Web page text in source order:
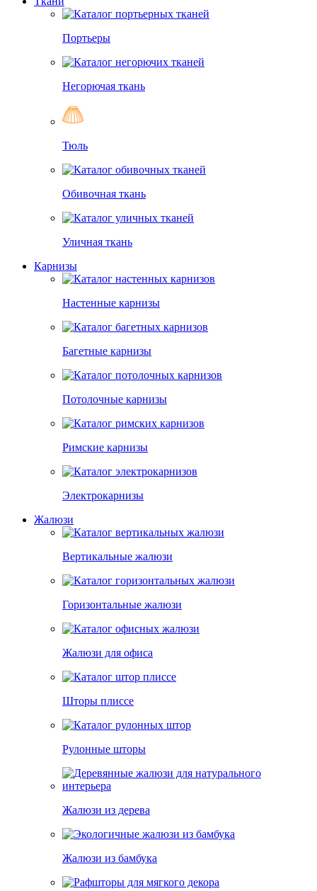
Портьеры
Негорючая ткань
Тюль
Обивочная ткань
Уличная ткань
Карнизы
Настенные карнизы
Багетные карнизы
Потолочные карнизы
Римские карнизы
Электрокарнизы
Жалюзи
Вертикальные жалюзи
Горизонтальные жалюзи
Жалюзи для офиса
Шторы плиссе
Рулонные шторы
Жалюзи из дерева
Жалюзи из бамбука